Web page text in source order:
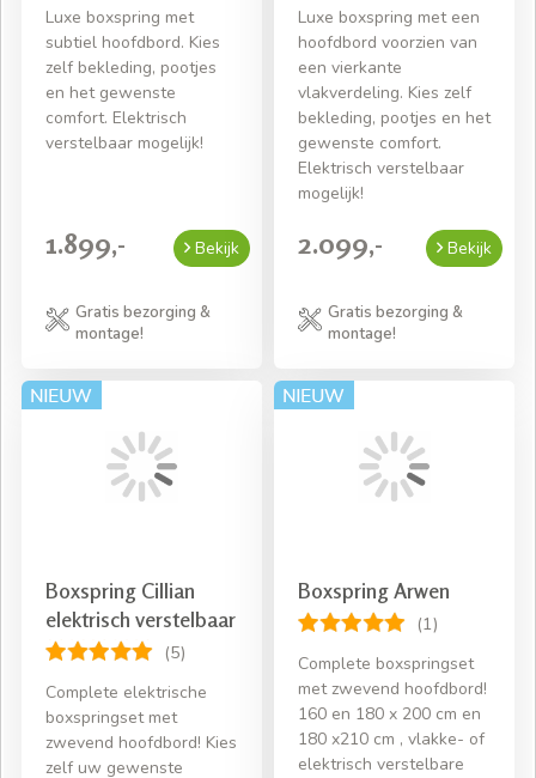
Luxe boxspring met
subtiel hoofdbord. Kies
zelf bekleding, pootjes
en het gewenste
comfort. Elektrisch
verstelbaar mogelijk!
1.899,- Bekijk
Gratis bezorging &
montage!
Luxe boxspring met een
hoofdbord voorzien van
een vierkante
vlakverdeling. Kies zelf
bekleding, pootjes en het
gewenste comfort.
Elektrisch verstelbaar
mogelijk!
2.099,- Bekijk
Gratis bezorging &
montage!
Boxspring Cillian
elektrisch verstelbaar
(5)
Complete elektrische
boxspringset met
zwevend hoofdbord! Kies
zelf uw gewenste
Boxspring Arwen
(1)
Complete boxspringset
met zwevend hoofdbord!
160 en 180 x 200 cm en
180 x210 cm , vlakke- of
elektrisch verstelbare